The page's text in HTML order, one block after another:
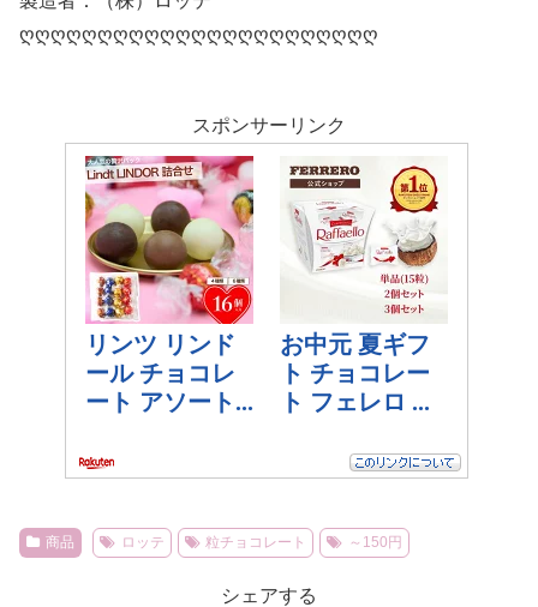
ღღღღღღღღღღღღღღღღღღღღღღღ
スポンサーリンク
商品 ロッテ 粒チョコレート ～150円
シェアする